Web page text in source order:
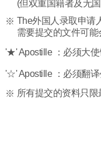
(但双重国籍者及无
The外国人录取申请
需要提交的文件可能
'★' Apostille ：必须大
'☆' Apostille ：必须翻
所有提交的资料只